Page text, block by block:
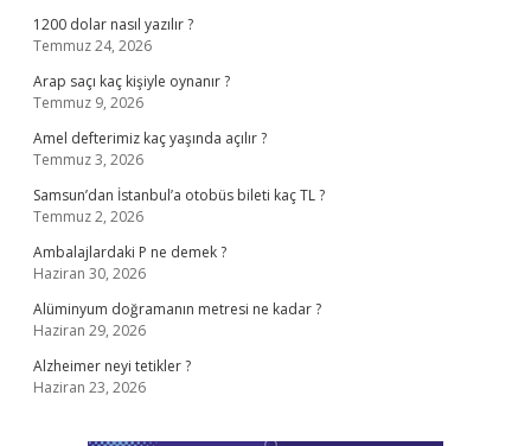
1200 dolar nasıl yazılır ?
Temmuz 24, 2026
Arap saçı kaç kişiyle oynanır ?
Temmuz 9, 2026
Amel defterimiz kaç yaşında açılır ?
Temmuz 3, 2026
Samsun’dan İstanbul’a otobüs bileti kaç TL ?
Temmuz 2, 2026
Ambalajlardaki P ne demek ?
Haziran 30, 2026
Alüminyum doğramanın metresi ne kadar ?
Haziran 29, 2026
Alzheimer neyi tetikler ?
Haziran 23, 2026